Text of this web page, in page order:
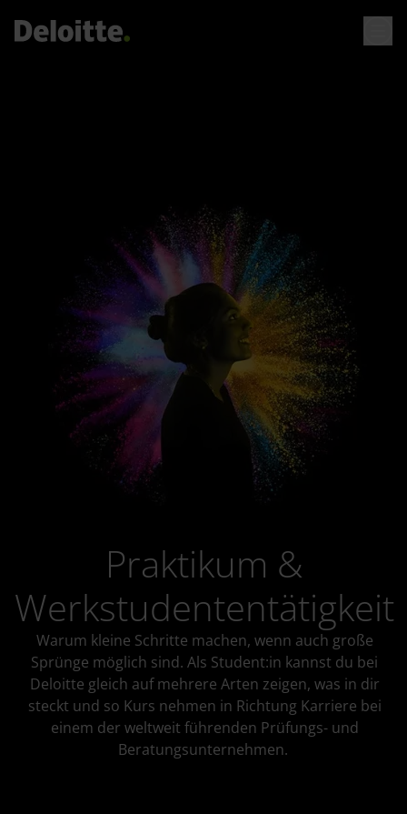
Praktikum &
Werkstudententätigkeit
Warum kleine Schritte machen, wenn auch große
Sprünge möglich sind. Als Student:in kannst du bei
Deloitte gleich auf mehrere Arten zeigen, was in dir
steckt und so Kurs nehmen in Richtung Karriere bei
einem der weltweit führenden Prüfungs- und
Beratungsunternehmen.